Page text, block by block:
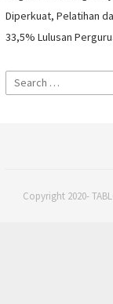
Diperkuat, Pelatihan
33,5% Lulusan
Search
for:
Copyright 2020-